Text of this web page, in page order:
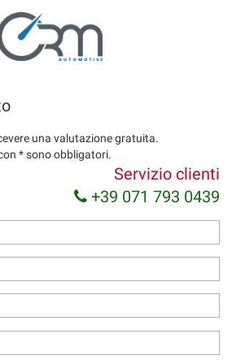
una valutazione gratuita.
* sono obbligatori.
Servizio clienti
+39 071 793 0439